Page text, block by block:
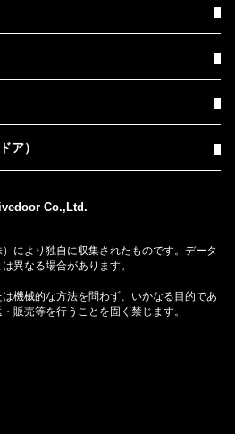
ア）
Co.,Ltd.
により独自に収集されたものです。データ
異なる場合があります。
機械的な方法を問わず、いかなる目的であ
販売等を行うことを固く禁じます。